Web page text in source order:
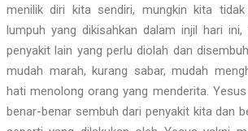
menilik diri kita sendiri, mungkin kita
lumpuh yang dikisahkan dalam injil hari
penyakit lain yang perlu diolah dan
mudah marah, kurang sabar, mudah
hati menolong orang yang menderita.
benar-benar sembuh dari penyakit kita dan